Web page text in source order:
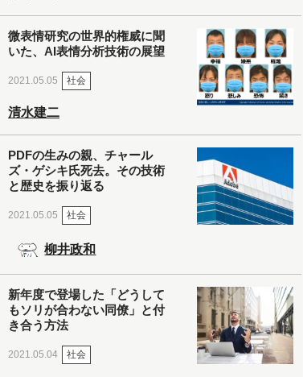
微表情研究の世界的権威に聞
いた、AI表情分析技術の展望
2021.05.05 社会
清水建二
PDFの生みの親、チャール
ズ・ゲシキ氏死去。その技術
と歴史を振り返る
2021.05.05 社会
柳井政和
新年度で登場した「どうして
もソリが合わない同僚」と付
き合う方法
2021.05.04 社会